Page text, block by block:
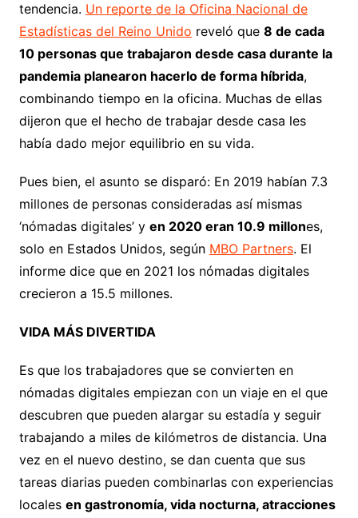
tendencia. Un reporte de la Oficina Nacional de
Estadísticas del Reino Unido reveló que 8 de cada
10 personas que trabajaron desde casa durante la
pandemia planearon hacerlo de forma híbrida,
combinando tiempo en la oficina. Muchas de ellas
dijeron que el hecho de trabajar desde casa les
había dado mejor equilibrio en su vida.
Pues bien, el asunto se disparó: En 2019 habían 7.3
millones de personas consideradas así mismas
‘nómadas digitales’ y en 2020 eran 10.9 millones,
solo en Estados Unidos, según MBO Partners. El
informe dice que en 2021 los nómadas digitales
crecieron a 15.5 millones.
VIDA MÁS DIVERTIDA
Es que los trabajadores que se convierten en
nómadas digitales empiezan con un viaje en el que
descubren que pueden alargar su estadía y seguir
trabajando a miles de kilómetros de distancia. Una
vez en el nuevo destino, se dan cuenta que sus
tareas diarias pueden combinarlas con experiencias
locales en gastronomía, vida nocturna, atracciones